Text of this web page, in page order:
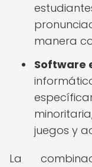
manera
Software
juegos y
La